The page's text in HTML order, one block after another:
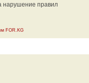
нарушение правил
FOR.KG